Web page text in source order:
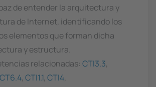
de entender la arquitectura y
de Internet, identificando los
elementos que forman dicha
y estructura.
relacionadas: CTI3.3,
CT6.4, CTI1.1, CTI4,